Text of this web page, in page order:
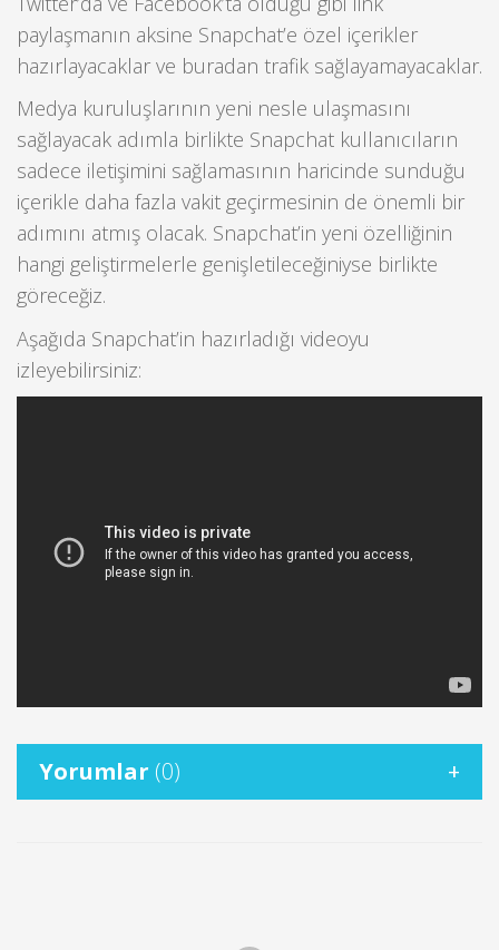
paylaşmanın aksine Snapchat’e özel içerikler
hazırlayacaklar ve buradan trafik sağlayamayacaklar.
Medya kuruluşlarının yeni nesle ulaşmasını
sağlayacak adımla birlikte Snapchat kullanıcıların
sadece iletişimini sağlamasının haricinde sunduğu
içerikle daha fazla vakit geçirmesinin de önemli bir
adımını atmış olacak. Snapchat’in yeni özelliğinin
hangi geliştirmelerle genişletileceğiniyse birlikte
göreceğiz.
Aşağıda Snapchat’in hazırladığı videoyu
izleyebilirsiniz:
Yorumlar (0)